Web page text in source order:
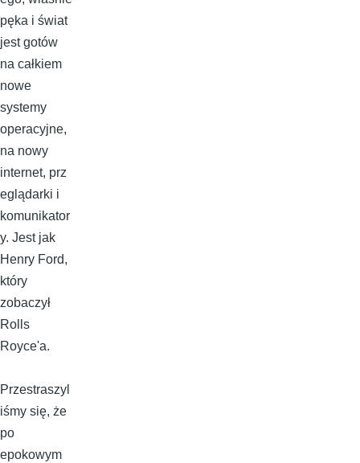
pęka i świat
jest gotów
na całkiem
nowe
systemy
operacyjne,
na nowy
internet, prz
eglądarki i
komunikator
y. Jest jak
Henry Ford,
który
zobaczył
Rolls
Royce'a.
Przestraszyl
iśmy się, że
po
epokowym